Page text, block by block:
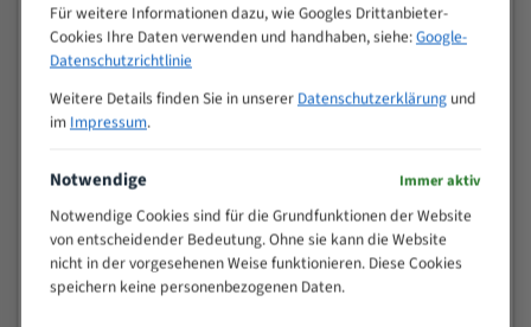
M (mm)
Zähne pro
Zoll (ZpZ))
>
25
10/14
15 - 40
35 - 70
50 - 120
4/6
80 - 180
3/4
130 -
350
2/3
Für weitere Informationen dazu, wie Googles Drittanbieter-
Cookies Ihre Daten verwenden und handhaben, siehe:Google-
Datenschutzrichtlinie
Weitere Details finden Sie in unserer Datenschutzerklärungund
im Impressum.
Notwendige Immer aktiv
Notwendige Cookies sind für die Grundfunktionen der Website
von entscheidender Bedeutung. Ohne sie kann die Website
nicht in der vorgesehenen Weise funktionieren. Diese Cookies
speichern keine personenbezogenen Daten.